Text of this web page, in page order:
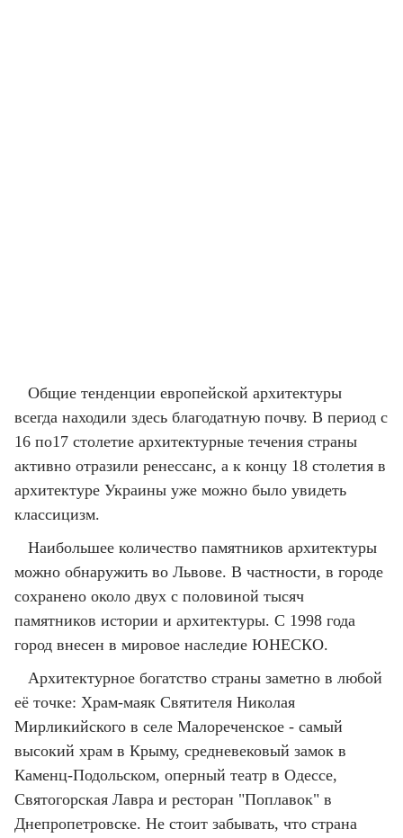
Общие тенденции европейской архитектуры
всегда находили здесь благодатную почву. В период с
16 по17 столетие архитектурные течения страны
активно отразили ренессанс, а к концу 18 столетия в
архитектуре Украины уже можно было увидеть
классицизм.
Наибольшее количество памятников архитектуры
можно обнаружить во Львове. В частности, в городе
сохранено около двух с половиной тысяч
памятников истории и архитектуры. С 1998 года
город внесен в мировое наследие ЮНЕСКО.
Архитектурное богатство страны заметно в любой
её точке: Храм-маяк Святителя Николая
Мирликийского в селе Малореченское - самый
высокий храм в Крыму, средневековый замок в
Каменц-Подольском, оперный театр в Одессе,
Святогорская Лавра и ресторан "Поплавок" в
Днепропетровске. Не стоит забывать, что страна